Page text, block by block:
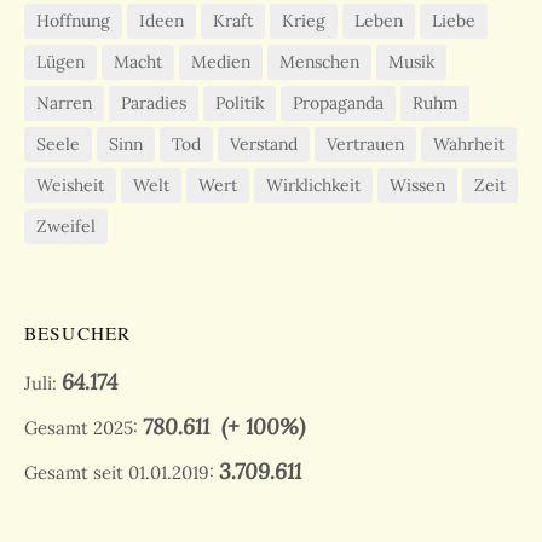
Hoffnung Ideen Kraft Krieg Leben
Liebe
Lügen
Macht Medien Menschen
Musik
Narren
Paradies Politik Propaganda
Ruhm
Seele
Sinn Tod Verstand Vertrauen
Wahrheit
Weisheit
Welt Wert Wirklichkeit Wissen
Zeit
Zweifel
BESUCHER
Juli: 64.174
Gesamt 2025: 780.611(+ 100%)
Gesamt seit 01.01.2019: 3.709.611